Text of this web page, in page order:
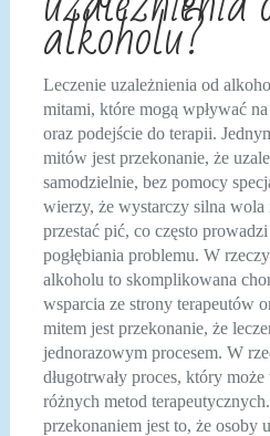
alkoholu?
Leczenie uzależnienia od
mitami, które mogą wpływać
oraz podejście do terapii.
mitów jest przekonanie, że
samodzielnie, bez pomocy
wierzy, że wystarczy silna wola
przestać pić, co często
pogłębiania problemu. W
alkoholu to skomplikowana
wsparcia ze strony terapeutów
mitem jest przekonanie, że
jednorazowym procesem. W
długotrwały proces, który
różnych metod
przekonaniem jest to, że osoby